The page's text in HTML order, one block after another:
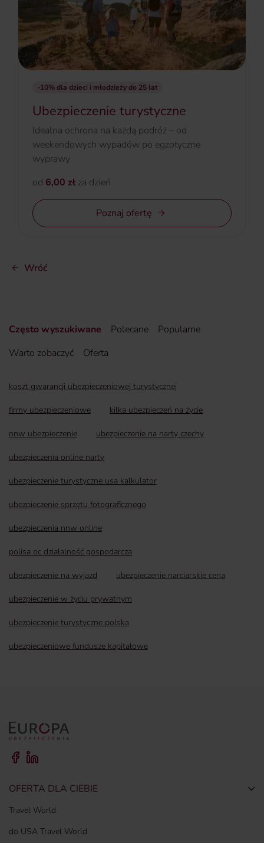
-10% dla dzieci i młodzieży do 25 lat
Ubezpieczenie turystyczne
Idealna ochrona na każdą podróż – od
weekendowych wypadów po egzotyczne
wyprawy
od 6,00 zł za dzień
Poznaj ofertę
Wróć
Często wyszukiwane Polecane
Popularne
Warto zobaczyć
Oferta
koszt gwarancji ubezpieczeniowej turystycznej
firmy ubezpieczeniowe kilka ubezpieczeń na życie
nnw ubezpieczenie ubezpieczenie na narty czechy
ubezpieczenia online narty
ubezpieczenie turystyczne usa kalkulator
ubezpieczenie sprzętu fotograficznego
ubezpieczenia nnw online
polisa oc działalność gospodarcza
ubezpieczenie na wyjazd ubezpieczenie narciarskie cena
ubezpieczenie w życiu prywatnym
ubezpieczenie turystyczne polska
ubezpieczeniowe fundusze kapitałowe
OFERTA DLA CIEBIE
Travel World
do USA Travel World